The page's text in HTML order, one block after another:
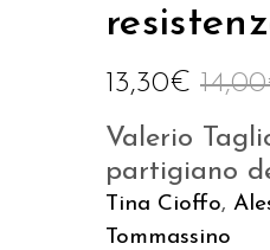
14,00
13,30€
Valerio
partigiano
Tina Cioffo,
Tommassino